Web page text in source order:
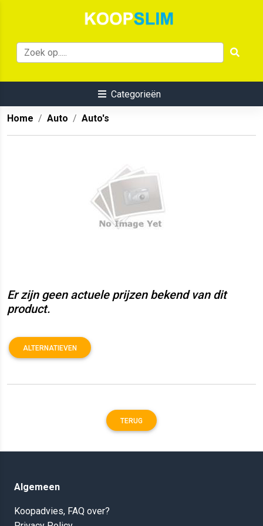
Categorieën
Home Auto Auto's
Er zijn geen actuele prijzen bekend van dit
product.
ALTERNATIEVEN
TERUG
Algemeen
Koopadvies, FAQ over?